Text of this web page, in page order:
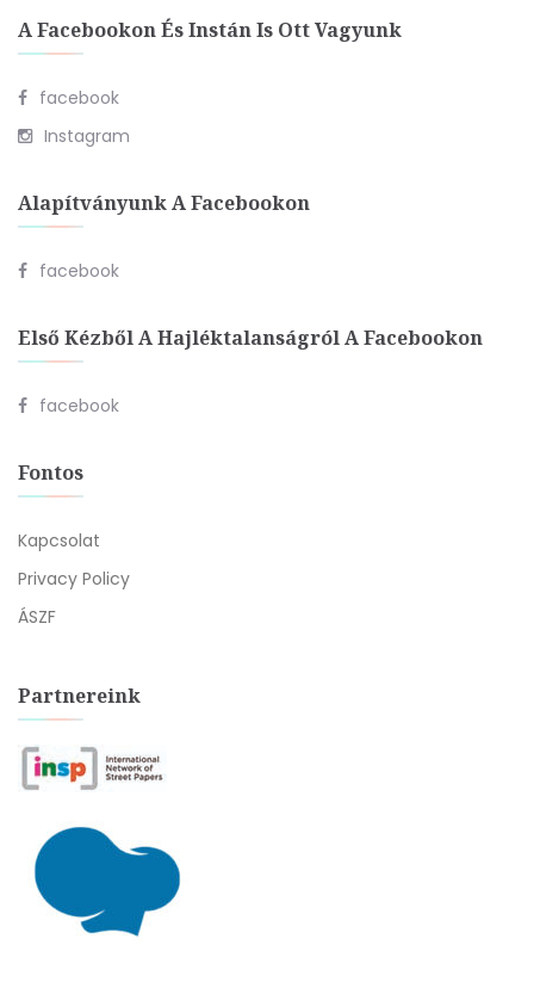
A Facebookon És Instán Is Ott Vagyunk
facebook
Instagram
Alapítványunk A Facebookon
facebook
Első Kézből A Hajléktalanságról A Facebookon
facebook
Fontos
Kapcsolat
Privacy Policy
ÁSZF
Partnereink